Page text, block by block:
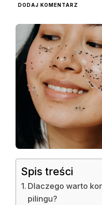
DODAJ KOMENTARZ
KIEDY
WARTO
Z
NIEGO
Spis treści
Dlaczego warto
pilingu?